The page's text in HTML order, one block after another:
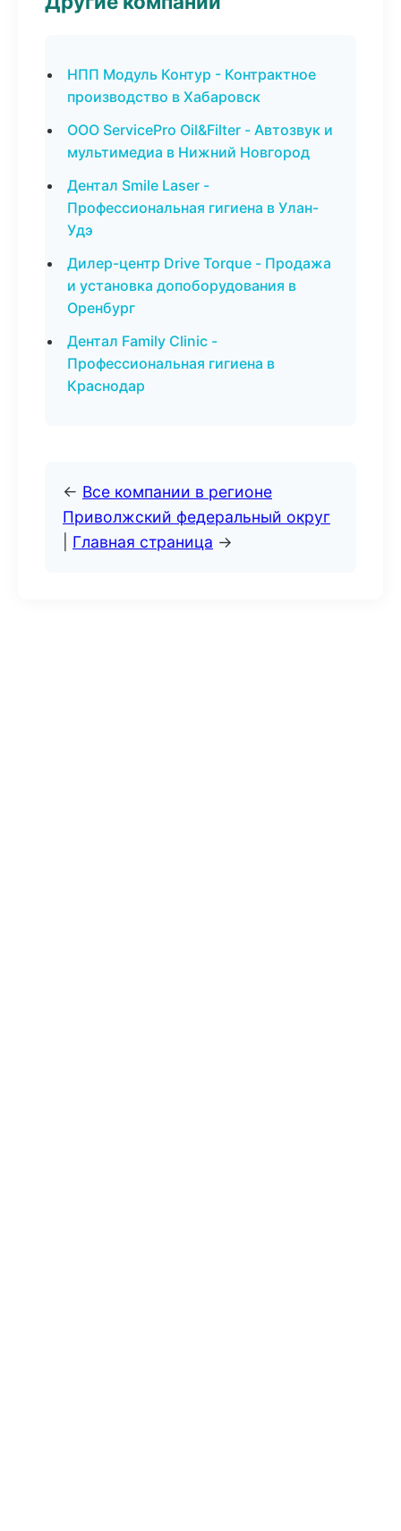
НПП Модуль Контур - Контрактное
производство в Хабаровск
ООО ServicePro Oil&Filter - Автозвук и
мультимедиа в Нижний Новгород
Дентал Smile Laser -
Профессиональная гигиена в Улан-
Удэ
Дилер-центр Drive Torque - Продажа
и установка допоборудования в
Оренбург
Дентал Family Clinic -
Профессиональная гигиена в
Краснодар
← Все компании в регионе
Приволжский федеральный округ
Главная страница →